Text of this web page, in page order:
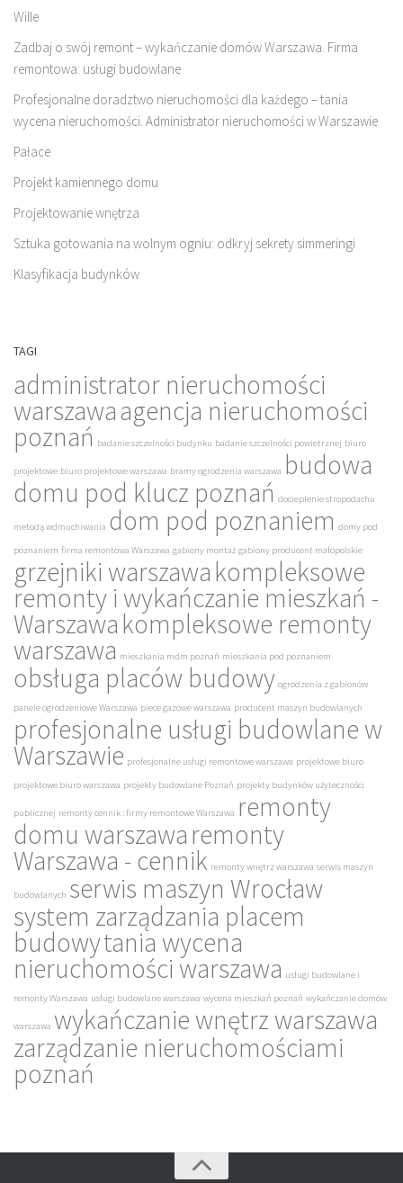
Wille
Zadbaj o swój remont – wykańczanie domów Warszawa. Firma
remontowa: usługi budowlane
Profesjonalne doradztwo nieruchomości dla każdego – tania
wycena nieruchomości. Administrator nieruchomości w Warszawie
Pałace
Projekt kamiennego domu
Projektowanie wnętrza
Sztuka gotowania na wolnym ogniu: odkryj sekrety simmeringi
Klasyfikacja budynków
TAGI
administrator nieruchomości
warszawaagencja nieruchomości
poznań badanie szczelności budynku badanie szczelności powietrznej biuro
projektowe biuro projektowe warszawa bramy ogrodzenia warszawa budowa
domu pod klucz poznań docieplenie stropodachu
metodą wdmuchiwania dom pod poznaniem domy pod
poznaniem firma remontowa Warszawa gabiony montaż gabiony producent małopolskie
grzejniki warszawakompleksowe
remonty i wykańczanie mieszkań -
Warszawakompleksowe remonty
warszawa mieszkania mdm poznań mieszkania pod poznaniem
obsługa placów budowy ogrodzenia z gabionów
panele ogrodzeniowe Warszawa piece gazowe warszawa producent maszyn budowlanych
profesjonalne usługi budowlane w
Warszawie profesjonalne usługi remontowe warszawa projektowe biuro
projektowe biuro warszawa projekty budowlane Poznań projekty budynków użyteczności
publicznej remonty cennik : firmy remontowe Warszawa remonty
domu warszawaremonty
Warszawa - cennik remonty wnętrz warszawa serwis maszyn
budowlanych serwis maszyn Wrocław
system zarządzania placem
budowytania wycena
nieruchomości warszawa usługi budowlane i
remonty Warszawa usługi budowlane warszawa wycena mieszkań poznań wykańczanie domów
warszawa wykańczanie wnętrz warszawa
zarządzanie nieruchomościami
poznań